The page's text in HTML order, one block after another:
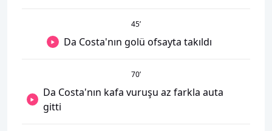
45’
Da Costa'nın golü ofsayta takıldı
70’
Da Costa'nın kafa vuruşu az farkla auta
gitti